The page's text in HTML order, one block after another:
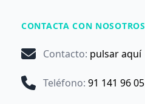
CONTACTA CON NOSOTROS
Contacto: pulsar aquí
Teléfono: 91 141 96 05